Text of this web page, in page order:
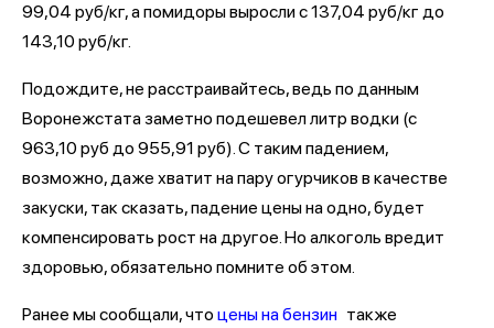
99,04 руб/кг, а помидоры выросли с 137,04 руб/кг до
143,10 руб/кг.
Подождите, не расстраивайтесь, ведь по данным
Воронежстата заметно подешевел литр водки (с
963,10 руб до 955,91 руб). С таким падением,
возможно, даже хватит на пару огурчиков в качестве
закуски, так сказать, падение цены на одно, будет
компенсировать рост на другое. Но алкоголь вредит
здоровью, обязательно помните об этом.
Ранее мы сообщали, что цены на бензин также